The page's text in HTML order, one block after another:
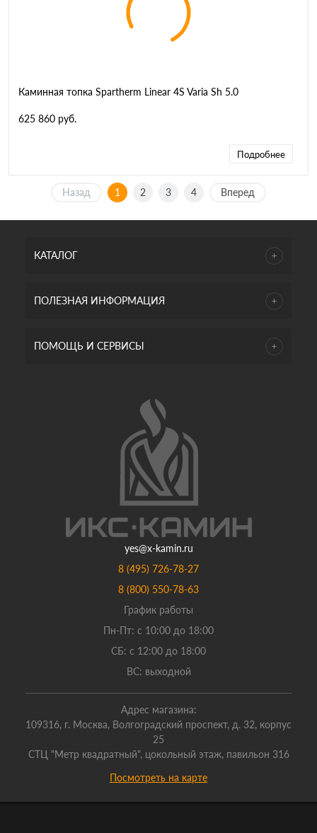
Каминная топка Spartherm Linear 4S Varia Sh 5.0
625 860 руб.
Подробнее
Назад 1 2 3 4 Вперед
КАТАЛОГ
ПОЛЕЗНАЯ ИНФОРМАЦИЯ
ПОМОЩЬ И СЕРВИСЫ
yes@x-kamin.ru
8 (495) 726-78-27
8 (800) 550-78-63
График работы
Пн-Пт: с 10:00 до 18:00
СБ: с 12:00 до 18:00
ВС: выходной
Адрес магазина:
109316, г. Москва, Волгоградский проспект, д. 32, корпус
25
СТЦ "Метр квадратный", цокольный этаж, павильон 316
Посмотреть на карте